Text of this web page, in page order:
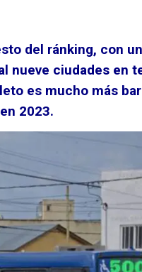
del ránking, con
nueve ciudades en
es mucho más
2023.